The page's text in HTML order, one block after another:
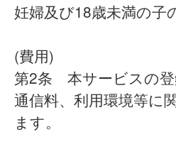
妊婦及び18歳未満の子
(費用)
第2条 本サービスの登
通信料、利用環境等に
ます。